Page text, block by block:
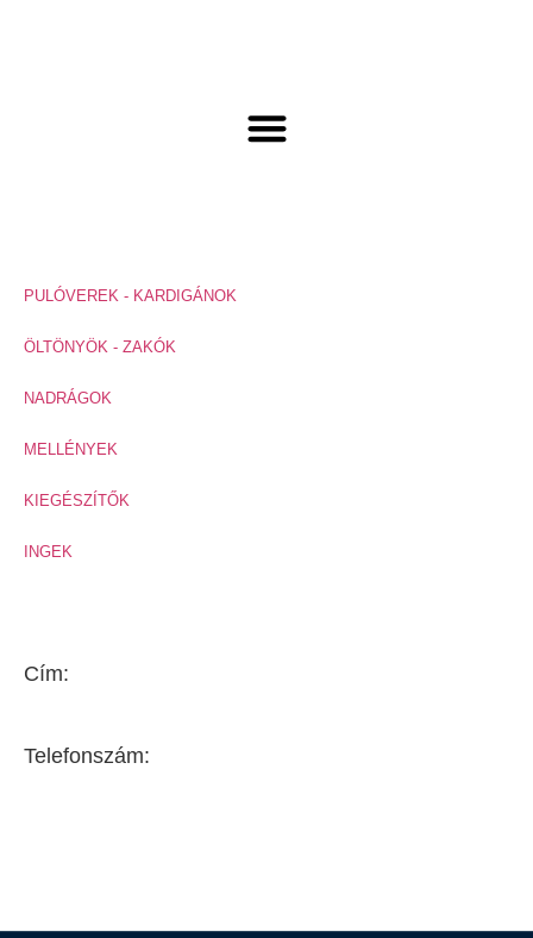
PULÓVEREK - KARDIGÁNOK
ÖLTÖNYÖK - ZAKÓK
NADRÁGOK
MELLÉNYEK
KIEGÉSZÍTŐK
INGEK
Cím:
Telefonszám: